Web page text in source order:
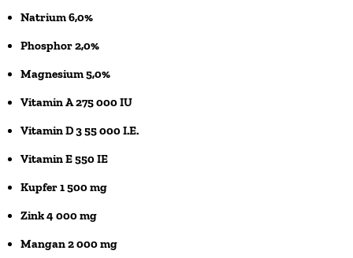
Natrium 6,0%
Phosphor 2,0%
Magnesium 5,0%
Vitamin A 275 000 IU
Vitamin D 3 55 000 I.E.
Vitamin E 550 IE
Kupfer 1 500 mg
Zink 4 000 mg
Mangan 2 000 mg